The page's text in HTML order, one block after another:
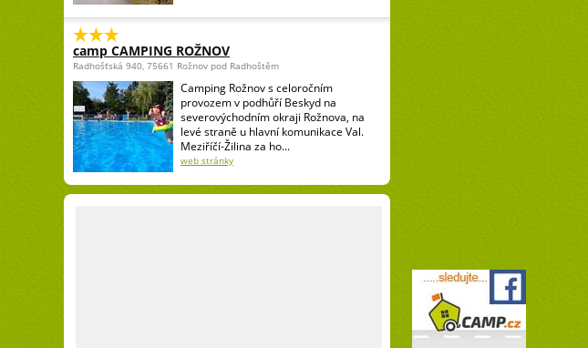
camp CAMPING ROŽNOV
Radhošťská 940, 75661 Rožnov pod Radhoštěm
Camping Rožnov s celoročním
provozem v podhůří Beskyd na
severovýchodním okraji Rožnova, na
levé straně u hlavní komunikace Val.
Meziříčí-Žilina za ho...
web stránky